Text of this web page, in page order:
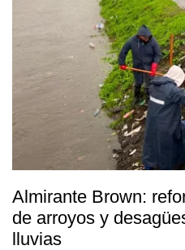
Almirante Brown:
de arroyos y
lluvias